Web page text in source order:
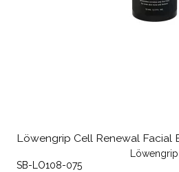
Löwengrip Cell Renewal Facial
Löwengrip
SB-LO108-075